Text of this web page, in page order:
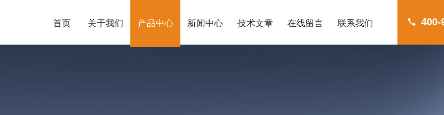
400-
首页 关于我们 产品中心 新闻中心 技术文章 在线留言 联系我们